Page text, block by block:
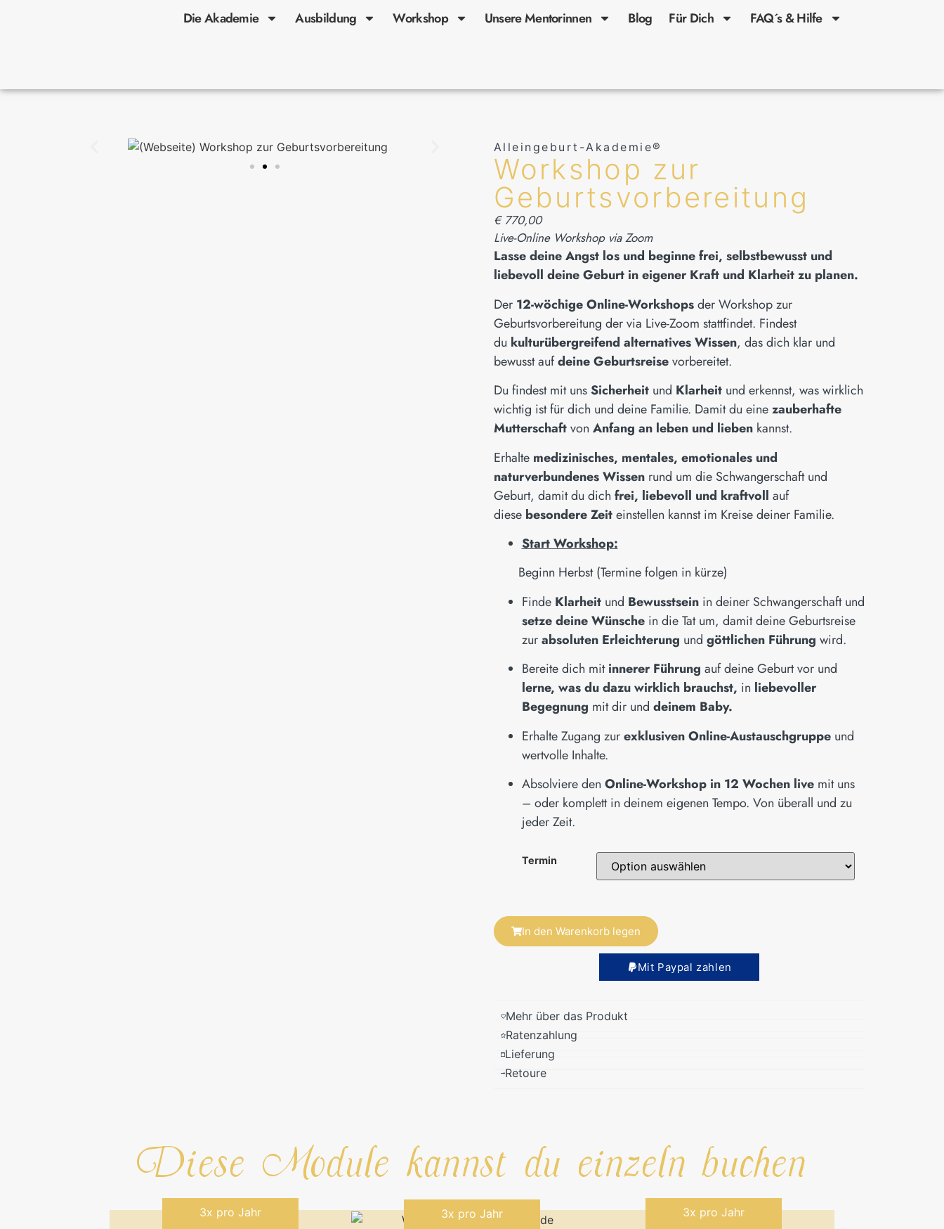
Die Akademie Ausbildung Workshop Unsere Mentorinnen Blog Für Dich FAQ´s & Hilfe
Alleingeburt-Akademie®
Workshop zur
Geburtsvorbereitung
€ 770,00
Live-Online Workshop via Zoom
Lasse deine Angst los und beginne frei, selbstbewusst und
liebevoll deine Geburt in eigener Kraft und Klarheit zu planen.
Der 12-wöchige Online-Workshopsder Workshop zur
Geburtsvorbereitung der via Live-Zoom stattfindet. Findest
du kulturübergreifend alternatives Wissen, das dich klar und
bewusst aufdeine Geburtsreisevorbereitet.
Du findest mit unsSicherheit und Klarheit und erkennst, was wirklich
wichtig ist für dich und deine Familie. Damit du einezauberhafte
Mutterschaftvon Anfang an leben und liebenkannst.
Erhalte medizinisches, mentales, emotionales und
naturverbundenes Wissenrund um die Schwangerschaft und
Geburt, damit du dich frei, liebevoll und kraftvoll auf
diesebesondere Zeiteinstellen kannst im Kreise deiner Familie.
Start Workshop:
Beginn Herbst (Termine folgen in kürze)
Finde Klarheitund Bewusstseinin deiner Schwangerschaft und
setze deine Wünschein die Tat um, damit deine Geburtsreise
zurabsoluten Erleichterung und göttlichen Führung wird.
Bereite dich mitinnerer Führung auf deine Geburt vor und
lerne, was du dazu wirklich brauchst, in liebevoller
Begegnung mit dir und deinem Baby.
Erhalte Zugang zurexklusiven Online-Austauschgruppeund
wertvolle Inhalte.
Absolviere den Online-Workshop in 12 Wochen livemit uns
– oder komplett in deinem eigenen Tempo. Von überall und zu
jeder Zeit.
Termin
In den Warenkorb legen
Mit Paypal zahlen
Mehr über das Produkt
Ratenzahlung
Lieferung
Retoure
Diese Module kannst du einzeln buchen
3x pro Jahr 3x pro Jahr 3x pro Jahr